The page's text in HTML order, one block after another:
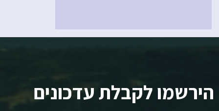
הירשמו לקבלת עדכונים